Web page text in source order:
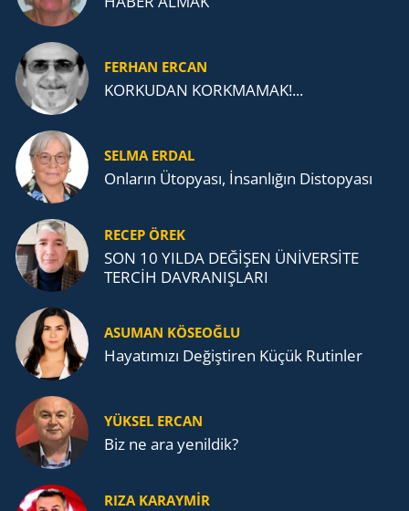
FERHAN ERCAN
KORKUDAN KORKMAMAK!...
SELMA ERDAL
Onların Ütopyası, İnsanlığın Distopyası
RECEP ÖREK
SON 10 YILDA DEĞİŞEN ÜNİVERSİTE
TERCİH DAVRANIŞLARI
ASUMAN KÖSEOĞLU
Ha­ya­tı­mı­zı De­ğiş­ti­ren Küçük Ru­tin­ler
YÜKSEL ERCAN
Biz ne ara yenildik?
RIZA KARAYMIR